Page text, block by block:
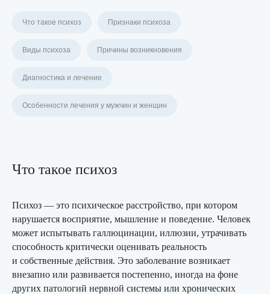
Что такое психоз Признаки психоза
Виды психоза Причины возникновения
Диагностика и лечение
Особенности лечения у мужчин и женщин
Что такое психоз
Психоз — это психическое расстройство, при котором
нарушается восприятие, мышление и поведение. Человек
может испытывать галлюцинации, иллюзии, утрачивать
способность критически оценивать реальность
и собственные действия. Это заболевание возникает
внезапно или развивается постепенно, иногда на фоне
других патологий нервной системы или хронических